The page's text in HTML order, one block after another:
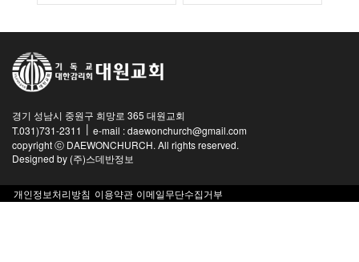
경기 성남시 중원구 희망로 365 대원교회
T.031)731-2311 | e-mail : daewonchurch@gmail.com
copyright ⓒ DAEWONCHURCH. All rights reserved.
Designed by (주)스데반정보
개인정보처리방침 이용약관 이메일무단수집거부